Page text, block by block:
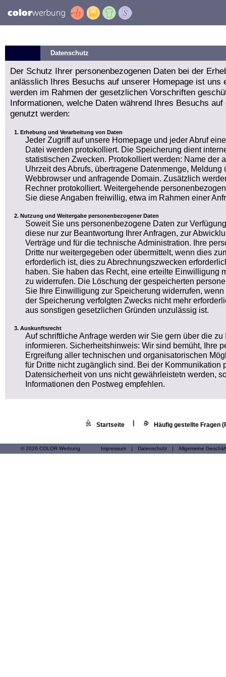
Datenschutz
Der Schutz Ihrer personenbezogenen Daten bei der
anlässlich Ihres Besuchs auf unserer Homepage ist uns
werden im Rahmen der gesetzlichen Vorschriften
Informationen, welche Daten während Ihres Besuchs
genutzt werden:
Erhebung und Verarbeitung von Daten
Jeder Zugriff auf unsere Homepage und jeder Abruf
Datei werden protokolliert. Die Speicherung dient
statistischen Zwecken. Protokolliert werden: Name der
Uhrzeit des Abrufs, übertragene Datenmenge, Meldung
Webbrowser und anfragende Domain. Zusätzlich
Rechner protokolliert. Weitergehende
Sie diese Angaben freiwillig, etwa im Rahmen einer
Nutzung und Weitergabe personenbezogener Daten
Soweit Sie uns personenbezogene Daten zur
diese nur zur Beantwortung Ihrer Anfragen, zur
Verträge und für die technische Administration. Ihre
Dritte nur weitergegeben oder übermittelt, wenn dies
erforderlich ist, dies zu Abrechnungszwecken
haben. Sie haben das Recht, eine erteilte Einwilligung
zu widerrufen. Die Löschung der gespeicherten
Sie Ihre Einwilligung zur Speicherung widerrufen,
der Speicherung verfolgten Zwecks nicht mehr
aus sonstigen gesetzlichen Gründen unzulässig ist.
Auskunftsrecht
Auf schriftliche Anfrage werden wir Sie gern über die
informieren. Sicherheitshinweis: Wir sind bemüht, Ihre
Ergreifung aller technischen und organisatorischen
für Dritte nicht zugänglich sind. Bei der Kommunikation
Datensicherheit von uns nicht gewährleistetn werden,
Informationen den Postweg empfehlen.
Startseite Häufig gestellte Fragen
© 2026 COLOR Werbung Impressum | Datenschutz | Allgemeine